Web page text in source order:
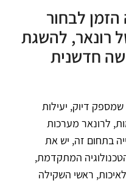
לבחור
רונאר, להשגת
חדשנית
דיוק, יעילות
לרונאר מערכות
בתחום זה, יש את
המתקדמת,
לאיכות, ראשי השקילה